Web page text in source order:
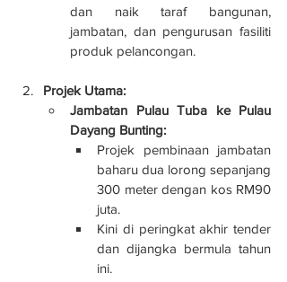
dan naik taraf bangunan,
jambatan, dan pengurusan fasiliti
produk pelancongan.
Projek Utama:
Jambatan Pulau Tuba ke Pulau
Dayang Bunting:
Projek pembinaan jambatan
baharu dua lorong sepanjang
300 meter dengan kos RM90
juta.
Kini di peringkat akhir tender
dan dijangka bermula tahun
ini.